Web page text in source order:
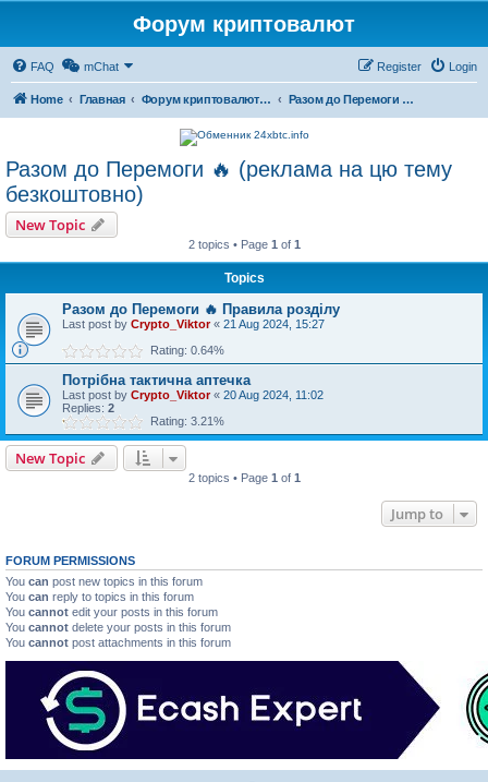
Форум криптовалют
FAQ mChat Login
Register
Home Главная Форум криптовалют українською Разом до Перемоги 🔥 (реклама на цю тему безкоштовно)
Разом до Перемоги 🔥 (реклама на цю тему
безкоштовно)
New Topic
2 topics • Page 1 of 1
Topics
Разом до Перемоги 🔥 Правила розділу
Last post by Crypto_Viktor« 21 Aug 2024, 15:27
Rating: 0.64%
Потрібна тактична аптечка
Last post by Crypto_Viktor« 20 Aug 2024, 11:02
Replies: 2
Rating: 3.21%
New Topic
2 topics • Page 1 of 1
Jump to
FORUM PERMISSIONS
You can post new topics in this forum
You can reply to topics in this forum
You cannot edit your posts in this forum
You cannot delete your posts in this forum
You cannot post attachments in this forum